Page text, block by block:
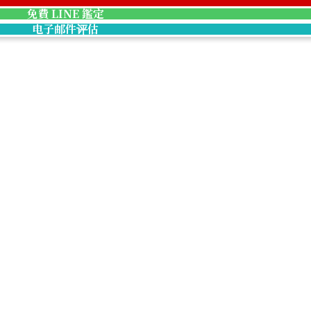
Hermes Birkin
收購參考價格
免費 LINE 鑑定
电子邮件评估